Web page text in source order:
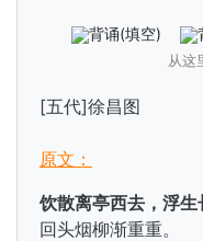
背诵(填空)
从这
[五代]徐昌图
原文：
饮散离亭西去，浮生
回头烟柳渐重重。